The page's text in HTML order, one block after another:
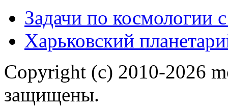
Задачи по космологии
Харьковский
Copyright (c) 2010-2026
защищены.